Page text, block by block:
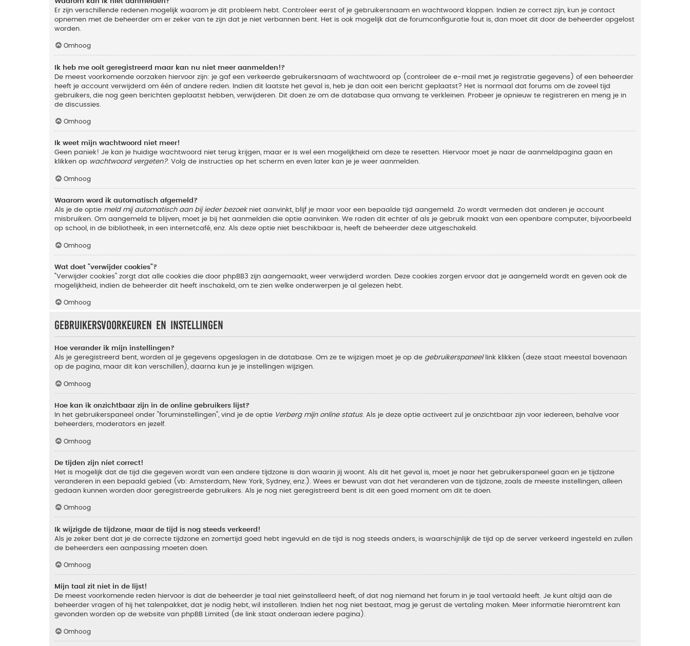
Er zijn verschillende redenen mogelijk waarom je dit probleem hebt. Controleer eerst of je gebruikersnaam en wachtwoord kloppen. Indien ze correct zijn, kun je contact
opnemen met de beheerder om er zeker van te zijn dat je niet verbannen bent. Het is ook mogelijk dat de forumconfiguratie fout is, dan moet dit door de beheerder opgelost
worden.
Omhoog
Ik heb me ooit geregistreerd maar kan nu niet meer aanmelden!?
De meest voorkomende oorzaken hiervoor zijn: je gaf een verkeerde gebruikersnaam of wachtwoord op (controleer de e-mail met je registratie gegevens) of een beheerder
heeft je account verwijderd om één of andere reden. Indien dit laatste het geval is, heb je dan ooit een bericht geplaatst? Het is normaal dat forums om de zoveel tijd
gebruikers, die nog geen berichten geplaatst hebben, verwijderen. Dit doen ze om de database qua omvang te verkleinen. Probeer je opnieuw te registreren en meng je in
de discussies.
Omhoog
Ik weet mijn wachtwoord niet meer!
Geen paniek! Je kan je huidige wachtwoord niet terug krijgen, maar er is wel een mogelijkheid om deze te resetten. Hiervoor moet je naar de aanmeldpagina gaan en
klikken op wachtwoord vergeten?. Volg de instructies op het scherm en even later kan je je weer aanmelden.
Omhoog
Waarom word ik automatisch afgemeld?
Als je de optie meld mij automatisch aan bij ieder bezoekniet aanvinkt, blijf je maar voor een bepaalde tijd aangemeld. Zo wordt vermeden dat anderen je account
misbruiken. Om aangemeld te blijven, moet je bij het aanmelden die optie aanvinken. We raden dit echter af als je gebruik maakt van een openbare computer, bijvoorbeeld
op school, in de bibliotheek, in een internetcafé, enz. Als deze optie niet beschikbaar is, heeft de beheerder deze uitgeschakeld.
Omhoog
Wat doet "verwijder cookies"?
"Verwijder cookies" zorgt dat alle cookies die door phpBB3 zijn aangemaakt, weer verwijderd worden. Deze cookies zorgen ervoor dat je aangemeld wordt en geven ook de
mogelijkheid, indien de beheerder dit heeft inschakeld, om te zien welke onderwerpen je al gelezen hebt.
Omhoog
Gebruikersvoorkeuren en instellingen
Hoe verander ik mijn instellingen?
Als je geregistreerd bent, worden al je gegevens opgeslagen in de database. Om ze te wijzigen moet je op de gebruikerspaneellink klikken (deze staat meestal bovenaan
op de pagina, maar dit kan verschillen), daarna kun je je instellingen wijzigen.
Omhoog
Hoe kan ik onzichtbaar zijn in de online gebruikers lijst?
In het gebruikerspaneel onder "foruminstellingen", vind je de optie Verberg mijn online status. Als je deze optie activeert zul je onzichtbaar zijn voor iedereen, behalve voor
beheerders, moderators en jezelf.
Omhoog
De tijden zijn niet correct!
Het is mogelijk dat de tijd die gegeven wordt van een andere tijdzone is dan waarin jij woont. Als dit het geval is, moet je naar het gebruikerspaneel gaan en je tijdzone
veranderen in een bepaald gebied (vb: Amsterdam, New York, Sydney, enz.). Wees er bewust van dat het veranderen van de tijdzone, zoals de meeste instellingen, alleen
gedaan kunnen worden door geregistreerde gebruikers. Als je nog niet geregistreerd bent is dit een goed moment om dit te doen.
Omhoog
Ik wijzigde de tijdzone, maar de tijd is nog steeds verkeerd!
Als je zeker bent dat je de correcte tijdzone en zomertijd goed hebt ingevuld en de tijd is nog steeds anders, is waarschijnlijk de tijd op de server verkeerd ingesteld en zullen
de beheerders een aanpassing moeten doen.
Omhoog
Mijn taal zit niet in de lijst!
De meest voorkomende reden hiervoor is dat de beheerder je taal niet geïnstalleerd heeft, of dat nog niemand het forum in je taal vertaald heeft. Je kunt altijd aan de
beheerder vragen of hij het talenpakket, dat je nodig hebt, wil installeren. Indien het nog niet bestaat, mag je gerust de vertaling maken. Meer informatie hieromtrent kan
gevonden worden op de website van phpBB Limited (de link staat onderaan iedere pagina).
Omhoog